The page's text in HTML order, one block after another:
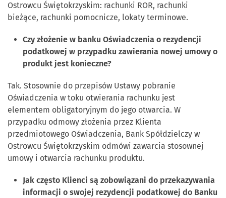
Ostrowcu Świętokrzyskim: rachunki ROR, rachunki
bieżące, rachunki pomocnicze, lokaty terminowe.
Czy złożenie w banku Oświadczenia o rezydencji
podatkowej w przypadku zawierania nowej umowy o
produkt jest konieczne?
Tak. Stosownie do przepisów Ustawy pobranie
Oświadczenia w toku otwierania rachunku jest
elementem obligatoryjnym do jego otwarcia. W
przypadku odmowy złożenia przez Klienta
przedmiotowego Oświadczenia, Bank Spółdzielczy w
Ostrowcu Świętokrzyskim odmówi zawarcia stosownej
umowy i otwarcia rachunku produktu.
Jak często Klienci są zobowiązani do przekazywania
informacji o swojej rezydencji podatkowej do Banku